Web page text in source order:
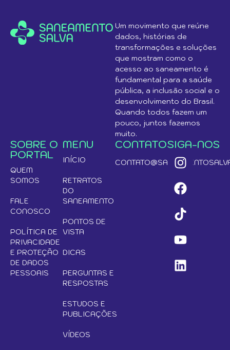
Um movimento que reúne
dados, histórias de
transformações e soluções
que mostram como o
acesso ao saneamento é
fundamental para a saúde
pública, a inclusão social e o
desenvolvimento do Brasil.
Quando todos fazem um
pouco, juntos fazemos
muito.
SOBRE O
PORTAL
QUEM
SOMOS
FALE
CONOSCO
POLÍTICA DE
PRIVACIDADE
E PROTEÇÃO
DE DADOS
PESSOAIS
MENU
INÍCIO
RETRATOS
DO
SANEAMENTO
PONTOS DE
VISTA
DICAS
PERGUNTAS E
RESPOSTAS
ESTUDOS E
PUBLICAÇÕES
VÍDEOS
CONTATOSIGA-NOS